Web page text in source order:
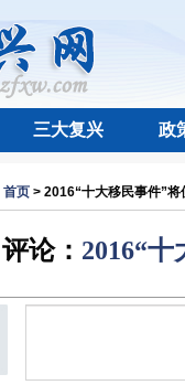
三大复兴 政
首页 > 2016“十大移民事件”
评论： 2016“